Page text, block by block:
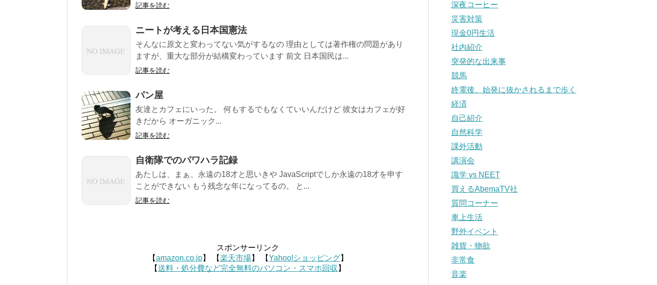
記事を読む
ニートが考える日本国憲法
そんなに原文と変わってない気がするなの 理由としては著作権の問題があり
ますが、重大な部分が結構変わっています 前文 日本国民は...
記事を読む
パン屋
友達とカフェにいった。 何もするでもなくていいんだけど 彼女はカフェが好
きだから オーガニック...
記事を読む
自衛隊でのパワハラ記録
あたしは、まぁ、永遠の18才と思いきや JavaScriptでしか永遠の18才を申す
ことができない もう残念な年になってるの。 と...
記事を読む
スポンサーリンク
【amazon.co.jp】 【楽天市場】 【Yahoo!ショッピング】
【送料・処分費など完全無料のパソコン・スマホ回収 】
深夜コーヒー
災害対策
現金0円生活
社内紹介
突発的な出来事
競馬
終電後、始発に抜かされるまで歩く
経済
自己紹介
自然科学
課外活動
講演会
識学 vs NEET
買えるAbemaTV社
質問コーナー
車上生活
野外イベント
雑貨・物欲
非常食
音楽